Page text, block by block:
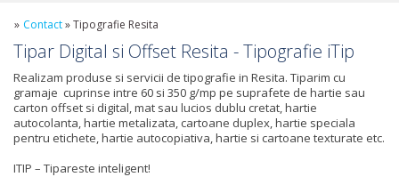
» Contact»Tipografie Resita
Tipar Digital si Offset Resita - Tipografie iTip
Realizam produse si servicii de tipografie in Resita. Tiparim cu
gramaje cuprinse intre 60 si 350 g/mp pe suprafete de hartie sau
carton offset si digital, mat sau lucios dublu cretat, hartie
autocolanta, hartie metalizata, cartoane duplex, hartie speciala
pentru etichete, hartie autocopiativa, hartie si cartoane texturate etc.
ITIP – Tipareste inteligent!